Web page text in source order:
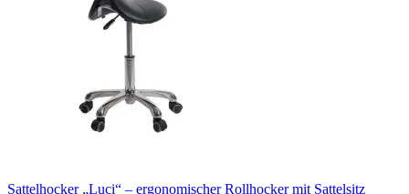
Sattelhocker „Luci“ – ergonomischer Rollhocker mit Sattelsitz